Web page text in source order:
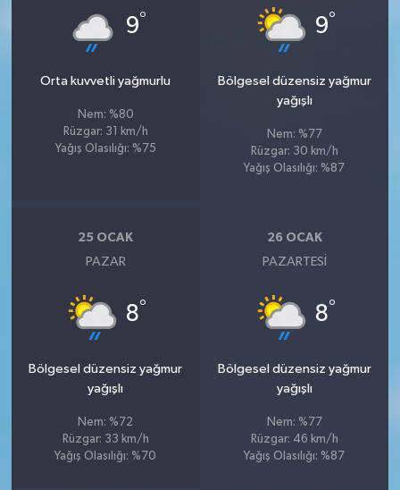
9°
Orta kuvvetli yağmurlu
Nem: %80
Rüzgar: 31 km/h
Yağış Olasılığı: %75
9°
Bölgesel düzensiz yağmur
yağışlı
Nem: %77
Rüzgar: 30 km/h
Yağış Olasılığı: %87
25 OCAK
PAZAR
8°
Bölgesel düzensiz yağmur
yağışlı
Nem: %72
Rüzgar: 33 km/h
Yağış Olasılığı: %70
26 OCAK
PAZARTESI
8°
Bölgesel düzensiz yağmur
yağışlı
Nem: %77
Rüzgar: 46 km/h
Yağış Olasılığı: %87